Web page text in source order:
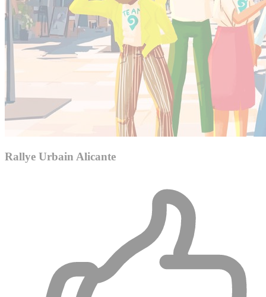
Rallye Urbain Alicante